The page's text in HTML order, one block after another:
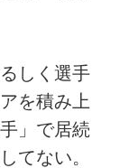
しく選手
を積み上
」で居続
てない。